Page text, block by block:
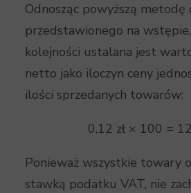
Odnosząc powyższą metodę
przedstawionego na
kolejności ustalana jest
netto jako iloczyn ceny
ilości sprzedanych towarów:
0,12 zł × 100 =
Ponieważ wszystkie towary
stawką podatku VAT, nie